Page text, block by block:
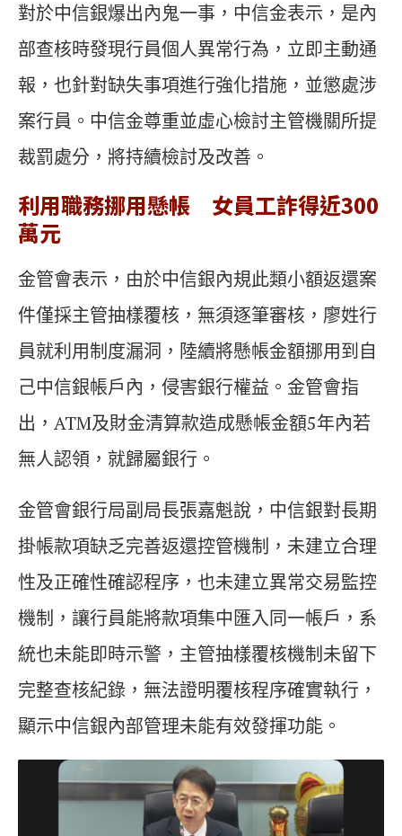
對於中信銀爆出內鬼一事，中信金表示，是內
部查核時發現行員個人異常行為，立即主動通
報，也針對缺失事項進行強化措施，並懲處涉
案行員。中信金尊重並虛心檢討主管機關所提
裁罰處分，將持續檢討及改善。
利用職務挪用懸帳 女員工詐得近300
萬元
金管會表示，由於中信銀內規此類小額返還案
件僅採主管抽樣覆核，無須逐筆審核，廖姓行
員就利用制度漏洞，陸續將懸帳金額挪用到自
己中信銀帳戶內，侵害銀行權益。金管會指
出，ATM及財金清算款造成懸帳金額5年內若
無人認領，就歸屬銀行。
金管會銀行局副局長張嘉魁說，中信銀對長期
掛帳款項缺乏完善返還控管機制，未建立合理
性及正確性確認程序，也未建立異常交易監控
機制，讓行員能將款項集中匯入同一帳戶，系
統也未能即時示警，主管抽樣覆核機制未留下
完整查核紀錄，無法證明覆核程序確實執行，
顯示中信銀內部管理未能有效發揮功能。